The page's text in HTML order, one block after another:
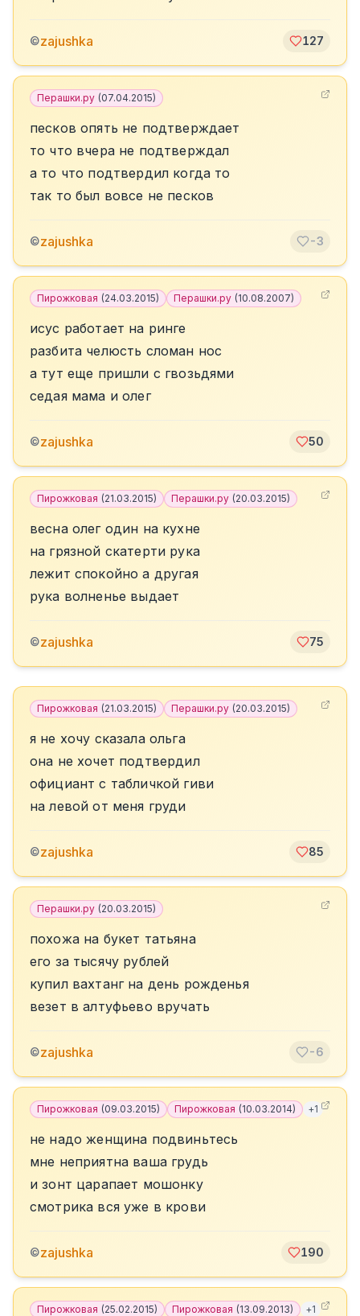
©zajushka 127
Перашки.ру (07.04.2015)
песков опять не подтверждает
то что вчера не подтверждал
а то что подтвердил когда то
так то был вовсе не песков
©zajushka -3
Пирожковая (24.03.2015) Перашки.ру (10.08.2007)
исус работает на ринге
разбита челюсть сломан нос
а тут еще пришли с гвозьдями
седая мама и олег
©zajushka 50
Пирожковая (21.03.2015) Перашки.ру (20.03.2015)
весна олег один на кухне
на грязной скатерти рука
лежит спокойно а другая
рука волненье выдает
©zajushka 75
Пирожковая (21.03.2015) Перашки.ру (20.03.2015)
я не хочу сказала ольга
она не хочет подтвердил
официант с табличкой гиви
на левой от меня груди
©zajushka 85
Перашки.ру (20.03.2015)
похожа на букет татьяна
его за тысячу рублей
купил вахтанг на день рожденья
везет в алтуфьево вручать
©zajushka -6
Пирожковая (09.03.2015) Пирожковая (10.03.2014) +1
не надо женщина подвиньтесь
мне неприятна ваша грудь
и зонт царапает мошонку
смотрика вся уже в крови
©zajushka 190
Пирожковая (25.02.2015) Пирожковая (13.09.2013) +1